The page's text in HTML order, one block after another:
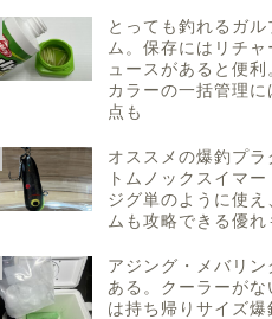
とっても釣れるガル
ム。保存にはリチャ
ュースがあると便利
カラーの一括管理に
点も
オススメの爆釣プラ
トムノックスイマー
ジグ単のように使え
ムも攻略できる優れ
アジング・メバリン
ある。クーラーがな
は持ち帰りサイズ爆